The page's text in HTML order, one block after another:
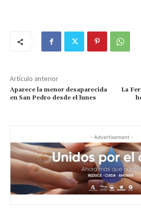
Artículo anterior
Aparece la menor desaparecida
en San Pedro desde el lunes
La
- Advertisement -